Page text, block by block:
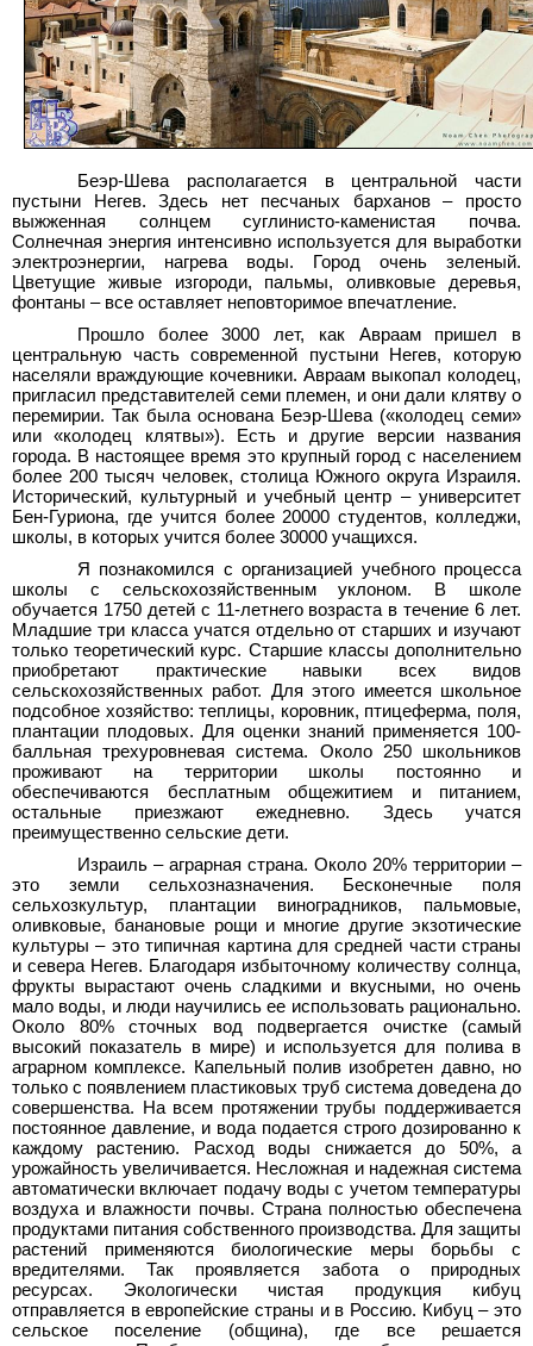
Беэр-Шева располагается в центральной части
пустыни Негев. Здесь нет песчаных барханов – просто
выжженная солнцем суглинисто-каменистая почва.
Солнечная энергия интенсивно используется для выработки
электроэнергии, нагрева воды. Город очень зеленый.
Цветущие живые изгороди, пальмы, оливковые деревья,
фонтаны – все оставляет неповторимое впечатление.
Прошло более 3000
лет, как Авраам пришел в
центральную часть современной пустыни Негев, которую
населяли враждующие кочевники. Авраам выкопал колодец,
пригласил представителей семи племен, и они дали клятву о
перемирии. Так была основана Беэр-Шева («колодец семи»
или «колодец клятвы»). Есть и другие версии названия
города. В настоящее время это крупный город с населением
более 200 тысяч человек, столица Южного округа Израиля.
Исторический, культурный и учебный центр – университет
Бен-Гуриона, где учится более 20000 студентов, колледжи,
школы, в которых учится более 30000 учащихся.
Я познакомился с организацией учебного процесса
школы с сельскохозяйственным уклоном. В школе
обучается 1750 детей с 11-летнего возраста в течение 6 лет.
Младшие три класса учатся отдельно от старших и изучают
только теоретический курс. Старшие классы дополнительно
приобретают практические навыки всех видов
сельскохозяйственных работ. Для этого имеется школьное
подсобное хозяйство: теплицы, коровник, птицеферма, поля,
плантации плодовых. Для оценки знаний применяется 100-
балльная трехуровневая система. Около 250 школьников
проживают на территории школы постоянно и
обеспечиваются бесплатным общежитием и питанием,
остальные приезжают ежедневно. Здесь учатся
преимущественно сельские дети.
Израиль – аграрная страна. Около 20% территории –
это земли сельхозназначения. Бесконечные поля
сельхозкультур, плантации виноградников, пальмовые,
оливковые, банановые рощи и многие другие экзотические
культуры – это типичная картина для средней части страны
и севера Негев. Благодаря избыточному количеству солнца,
фрукты вырастают очень сладкими и вкусными, но очень
мало воды, и люди научились ее использовать рационально.
Около 80% сточных вод подвергается очистке (самый
высокий показатель в мире) и используется для полива в
аграрном комплексе. Капельный полив изобретен давно, но
только с появлением пластиковых труб система доведена до
совершенства. На всем протяжении трубы поддерживается
постоянное давление, и вода подается строго дозированно к
каждому растению. Расход воды снижается до 50%, а
урожайность увеличивается. Несложная и надежная система
автоматически включает подачу воды с учетом температуры
воздуха и влажности почвы. Страна полностью обеспечена
продуктами питания собственного производства. Для защиты
растений применяются биологические меры борьбы с
вредителями. Так проявляется забота о природных
ресурсах. Экологически чистая продукция кибуц
отправляется в европейские страны и в Россию. Кибуц – это
сельское поселение (община), где все решается